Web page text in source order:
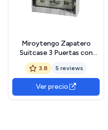
Miroytengo Zapatero
Suitcase 3 Puertas con
Impresión Y Color Blanco
Pasillo Entrada Estilo
Moderno 117x60x24 cm
3.8 5 reviews
Ver precio